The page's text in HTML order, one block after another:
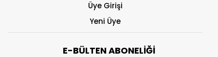
Üye Girişi
Yeni Üye
E-BÜLTEN ABONELİĞİ